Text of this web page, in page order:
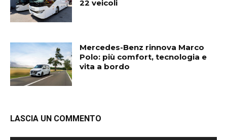
22 veicoli
Mercedes-Benz rinnova Marco
Polo: più comfort, tecnologia e
vita a bordo
LASCIA UN COMMENTO